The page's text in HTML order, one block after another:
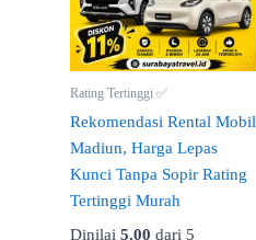
Rating Tertinggi ✅
Rekomendasi Rental Mobil
Madiun, Harga Lepas
Kunci Tanpa Sopir Rating
Tertinggi Murah
Dinilai 5.00 dari 5